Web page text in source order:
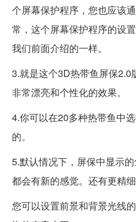
个屏幕保护程序，您也应该
常，这个屏幕保护程序的设
我们前面介绍的一样。
3.就是这个3D热带鱼屏保
非常漂亮和个性化的效果。
4.你可以在20多种热带鱼中
的。
5.默认情况下，屏保中显示
都会有新的感觉。还有更精细
您可以设置前景和背景光线